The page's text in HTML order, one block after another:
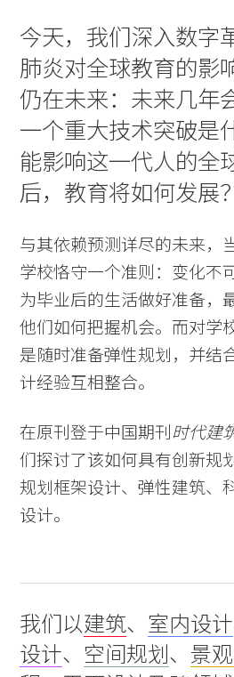
今天，我们深入数字
肺炎对全球教育的影
仍在未来：未来几年
一个重大技术突破是
能影响这一代人的全
后，教育将如何发展？
与其依赖预测详尽的未来，
学校恪守一个准则：变化不
为毕业后的生活做好准备，
他们如何把握机会。而对学
是随时准备弹性规划，并结
计经验互相整合。
在原刊登于中国期刊 时代建
们探讨了该如何具有创新规
规划框架设计、弹性建筑、
设计。
我们以建筑、 室内设计
设计、 空间规划 、 景
Practice
Projects
People
Voices
Search Sasaki